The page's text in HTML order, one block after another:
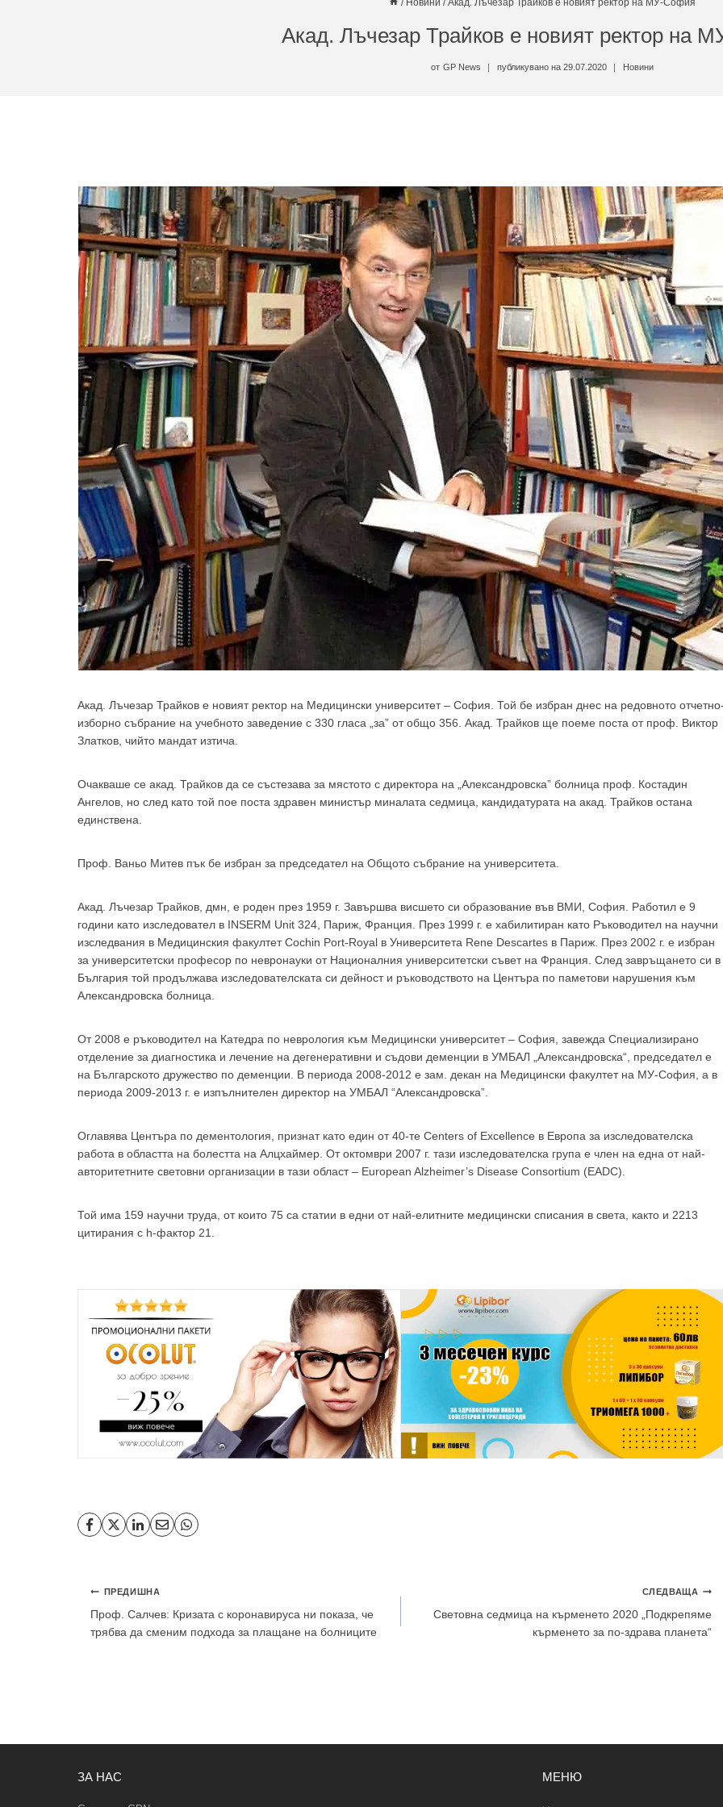
/ Новини / Акад. Лъчезар Трайков е новият ректор на МУ-София
Акад. Лъчезар Трайков е новият ректор на
от GP News публикувано на 29.07.2020 Новини
Акад. Лъчезар Трайков е новият ректор на Медицински университет – София. Той бе избран днес на редовното
изборно събрание на учебното заведение с 330 гласа „за” от общо 356. Акад. Трайков ще поеме поста от проф. Виктор
Златков, чийто мандат изтича.
Очакваше се акад. Трайков да се състезава за мястото с директора на „Александровска” болница проф. Костадин
Ангелов, но след като той пое поста здравен министър миналата седмица, кандидатурата на акад. Трайков остана
единствена.
Проф. Ваньо Митев пък бе избран за председател на Общото събрание на университета.
Акад. Лъчезар Трайков, дмн, е роден през 1959 г. Завършва висшето си образование във ВМИ, София. Работил е 9
години като изследовател в INSERM Unit 324, Париж, Франция. През 1999 г. е хабилитиран като Ръководител на научни
изследвания в Медицинския факултет Cochin Port-Royal в Университета Rene Descartes в Париж. През 2002 г. е избран
за университетски професор по невронауки от Националния университетски съвет на Франция. След завръщането си в
България той продължава изследователската си дейност и ръководството на Центъра по паметови нарушения към
Александровска болница.
От 2008 е ръководител на Катедра по неврология към Медицински университет – София, завежда Специализирано
отделение за диагностика и лечение на дегенеративни и съдови деменции в УМБАЛ „Александровска“, председател е
на Българското дружество по деменции. В периода 2008-2012 е зам. декан на Медицински факултет на МУ-София, а в
периода 2009-2013 г. е изпълнителен директор на УМБАЛ “Александровска”.
Оглавява Центъра по дементология, признат като един от 40-те Centers of Еxcellence в Европа за изследователска
работа в областта на болестта на Алцхаймер. От октомври 2007 г. тази изследователска група е член на една от най-
авторитетните световни организации в тази област – European Alzheimer’s Disease Consortium (EADC).
Той има 159 научни труда, от които 75 са статии в едни от най-елитните медицински списания в света, както и 2213
цитирания с h-фактор 21.
Навигация
ПРЕДИШНА
Проф. Салчев: Кризата с коронавируса ни показа, че
трябва да сменим подхода за плащане на болниците
СЛЕДВАЩА
Световна седмица на кърменето 2020 „Подкрепяме
кърменето за по-здрава планета“
ЗА НАС МЕНЮ
GPNews
Аз съм медицински специалист Не съм медицински